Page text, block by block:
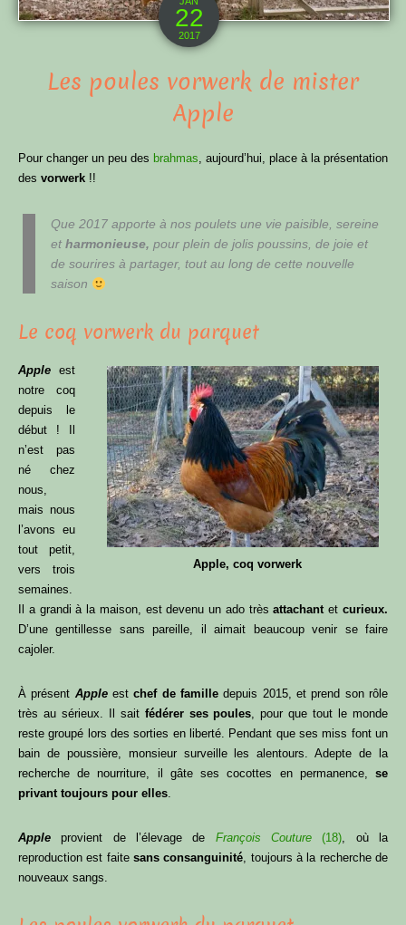
22
2017
Les poules vorwerk de mister
Apple
Pour changer un peu des brahmas, aujourd’hui, place à la présentation
des vorwerk !!
Que 2017 apporte à nos poulets une vie paisible, sereine
etharmonieuse, pour plein de jolis poussins, de joie et
de sourires à partager, tout au long de cette nouvelle
saison
Le coq vorwerk du parquet
Apple, coq vorwerk
Apple est
notre coq
depuis le
début ! Il
n’est pas
né chez
nous,
mais nous
l’avons eu
tout petit,
vers trois
semaines.
Il a grandi à la maison, est devenu un ado trèsattachant etcurieux.
D’une gentillesse sans pareille, il aimait beaucoup venir se faire
cajoler.
À présent Appleestchef de famille depuis 2015, et prend son rôle
très au sérieux. Il sait fédérer ses poules , pour que tout le monde
reste groupé lors des sorties en liberté. Pendant que ses miss font un
bain de poussière, monsieur surveille les alentours. Adepte de la
recherche de nourriture, il gâte ses cocottes en permanence, se
privant toujours pour elles
Apple provient de l’élevage de François Couture (18) , où la
reproduction est faite sans consanguinité , toujours à la recherche de
nouveaux sangs.